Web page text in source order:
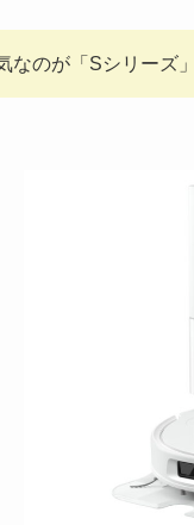
なのが「Sシリーズ